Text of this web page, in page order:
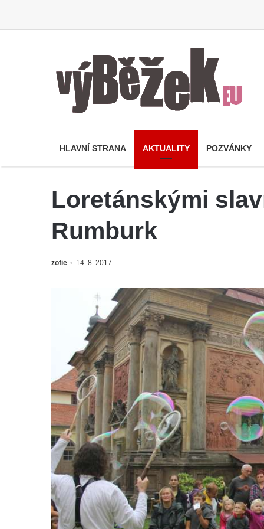
HLAVNÍ STRANA AKTUALITY POZVÁNKY
Loretánskými
Rumburk
zofie 14. 8. 2017